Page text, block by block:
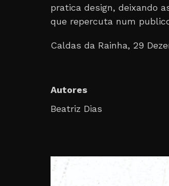
pratica design, deixando
que repercuta num
Caldas da Rainha, 29
Autores
Beatriz Dias